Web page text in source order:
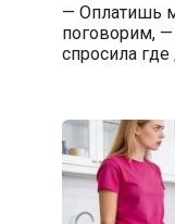
— Оплатишь
поговорим,
спросила где